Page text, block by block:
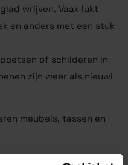
wrijven. Vaak lukt
en anders met een stuk
of schilderen in
zijn weer als nieuw!
meubels, tassen en